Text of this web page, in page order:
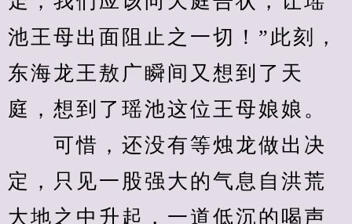
池王母出面阻止之一切！”此刻，
东海龙王敖广瞬间又想到了天
庭，想到了瑶池这位王母娘娘。
可惜，还没有等烛龙做出决
定，只见一股强大的气息自洪荒
大地之中升起，一道低沉的喝声